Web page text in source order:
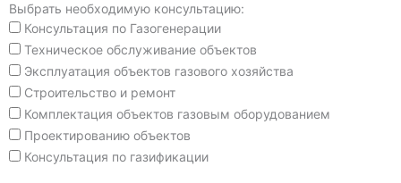
Выбрать необходимую консультацию:
Консультация по Газогенерации
Техническое обслуживание объектов
Эксплуатация объектов газового хозяйства
Строительство и ремонт
Комплектация объектов газовым оборудованием
Проектированию объектов
Консультация по газификации